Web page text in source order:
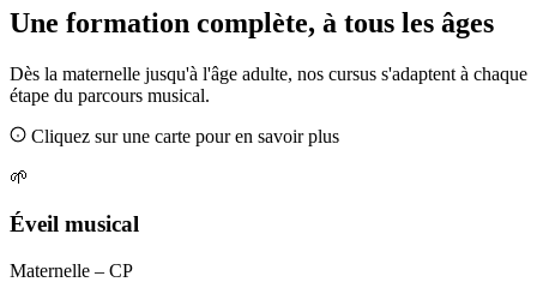
Une formation complète, à tous les âges
Dès la maternelle jusqu'à l'âge adulte, nos cursus s'adaptent à chaque
étape du parcours musical.
Cliquez sur une carte pour en savoir plus
🌱
Éveil musical
Maternelle – CP